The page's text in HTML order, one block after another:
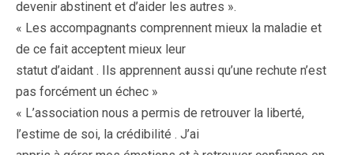
devenir abstinent et d’aider les autres ».
« Les accompagnants comprennent mieux la maladie et
de ce fait acceptent mieux leur
statut d’aidant . Ils apprennent aussi qu’une rechute n’est
pas forcément un échec »
« L’association nous a permis de retrouver la liberté,
l’estime de soi, la crédibilité . J’ai